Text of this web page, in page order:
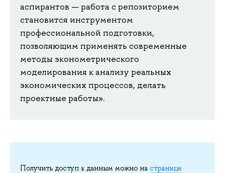
аспирантов — работа с репозиторием
становится инструментом
профессиональной подготовки,
позволяющим применять современные
методы эконометрического
моделирования к анализу реальных
экономических процессов, делать
проектные работы».
Получить доступ к данным можно на странице